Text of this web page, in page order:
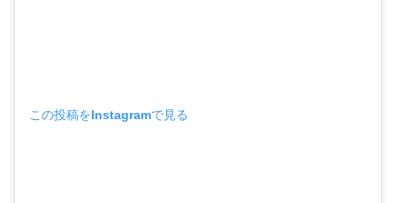
この投稿をInstagramで見る